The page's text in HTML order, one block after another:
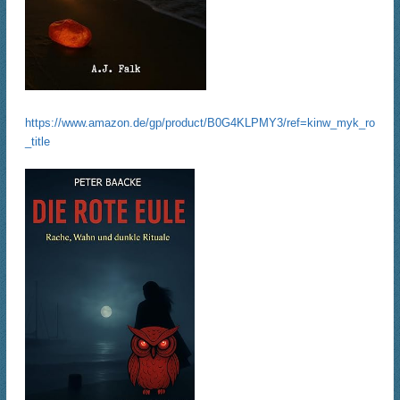
https://www.amazon.de/gp/product/B0G4KLPMY3/ref=kinw_myk_ro
_title